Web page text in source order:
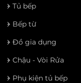
Tủ bếp
Bếp từ
Đồ gia dụng
Chậu - Vòi Rửa
Phụ kiện tủ bếp